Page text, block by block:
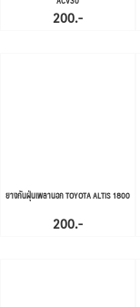
200.-
ยางกันฝุ่นเพลานอก TOYOTA ALTIS 1800
200.-